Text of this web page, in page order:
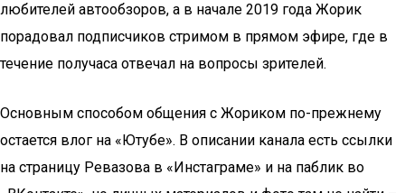
любителей автообзоров, а в начале 2019 года Жорик
порадовал подписчиков стримом в прямом эфире, где в
течение получаса отвечал на вопросы зрителей.
Основным способом общения с Жориком по-прежнему
остается влог на «Ютубе». В описании канала есть ссылки
на страницу Ревазова в «Инстаграме» и на паблик во